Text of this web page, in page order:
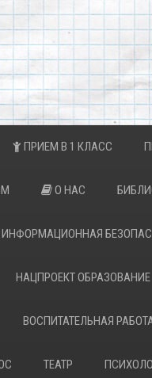
ПРИЕМ В 1 КЛАСС
О НАС
ИНФОРМАЦИОННАЯ
НАЦПРОЕКТ ОБРАЗОВАНИЕ
ВОСПИТАТЕЛЬНАЯ
ТЕАТР